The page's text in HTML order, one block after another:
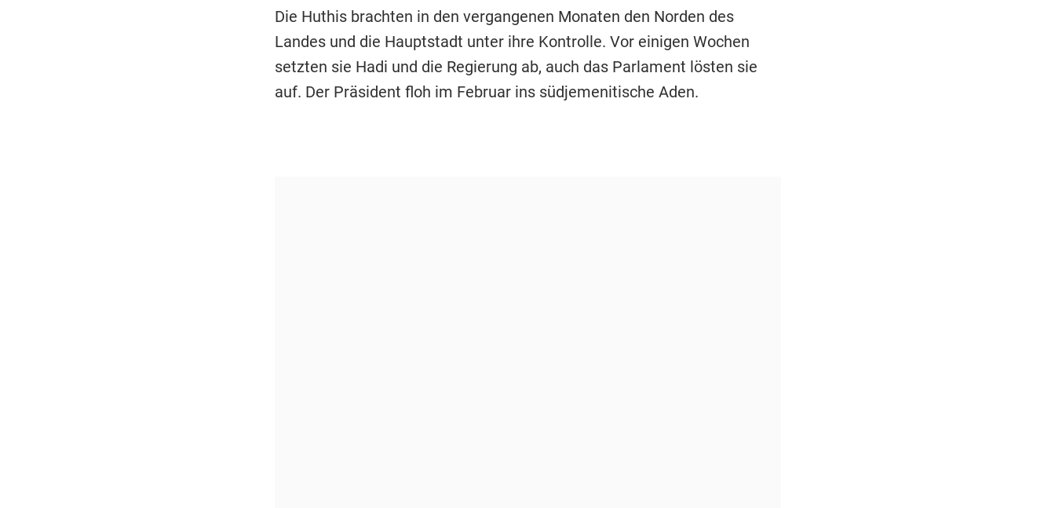
Die Huthis brachten in den vergangenen Monaten den Norden des
Landes und die Hauptstadt unter ihre Kontrolle. Vor einigen Wochen
setzten sie Hadi und die Regierung ab, auch das Parlament lösten sie
auf. Der Präsident floh im Februar ins südjemenitische Aden.